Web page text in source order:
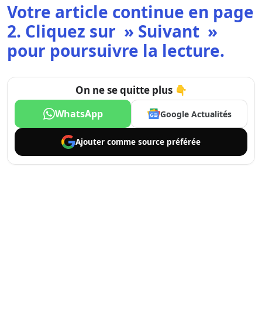
Votre article continue en page
2. Cliquez sur » Suivant »
pour poursuivre la lecture.
On ne se quitte plus 👇
WhatsApp Google Actualités
Ajouter comme source préférée